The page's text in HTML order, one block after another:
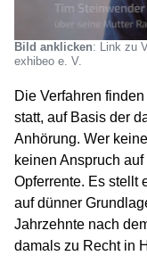
Bild anklicken: Link zu
exhibeo e. V.
Die Verfahren
statt, auf Basis der
Anhörung. Wer
keinen Anspruch
Opferrente. Es stellt
auf dünner
Jahrzehnte nach
damals zu Recht in